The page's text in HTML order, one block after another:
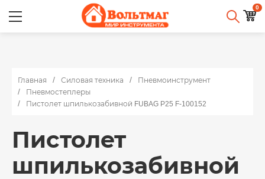
0
Главная Силовая техника
Пневмоинструмент
Пневмостеплеры
Пистолет шпилькозабивной FUBAG P25 F-100152
Пистолет
шпилькозабивной